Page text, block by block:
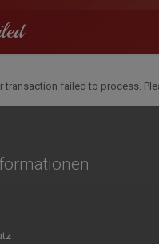
transaction failed to process.